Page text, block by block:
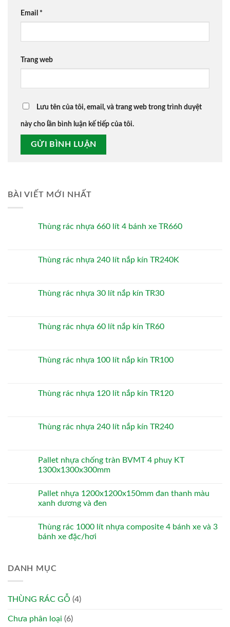
Email *
Trang web
Lưu tên của tôi, email, và trang web trong trình duyệt
này cho lần bình luận kế tiếp của tôi.
BÀI VIẾT MỚI NHẤT
Thùng rác nhựa 660 lít 4 bánh xe TR660
Thùng rác nhựa 240 lít nắp kín TR240K
Thùng rác nhựa 30 lít nắp kín TR30
Thùng rác nhựa 60 lít nắp kín TR60
Thùng rác nhựa 100 lít nắp kín TR100
Thùng rác nhựa 120 lít nắp kín TR120
Thùng rác nhựa 240 lít nắp kín TR240
Pallet nhựa chống tràn BVMT 4 phuy KT
1300x1300x300mm
Pallet nhựa 1200x1200x150mm đan thanh màu
xanh dương và đen
Thùng rác 1000 lít nhựa composite 4 bánh xe và 3
bánh xe đặc/hơi
DANH MỤC
THÙNG RÁC GỖ (4)
Chưa phân loại (6)